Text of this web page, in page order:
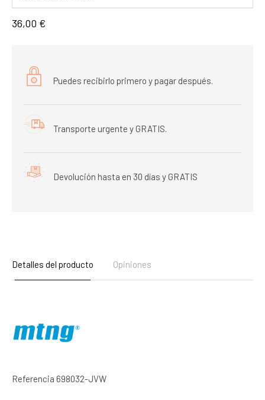
36,00 €
Puedes recibirlo primero y pagar después.
Transporte urgente y GRATIS.
Devolución hasta en 30 días y GRATIS
Detalles del producto Opiniones
Referencia 698032-JVW